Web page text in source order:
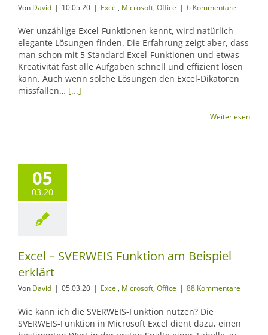
Von David | 10.05.20 | Excel, Microsoft, Office | 6 Kommentare
Wer unzählige Excel-Funktionen kennt, wird natürlich
elegante Lösungen finden. Die Erfahrung zeigt aber, dass
man schon mit 5 Standard Excel-Funktionen und etwas
Kreativität fast alle Aufgaben schnell und effizient lösen
kann. Auch wenn solche Lösungen den Excel-Dikatoren
missfallen… [...]
Weiterlesen
05
03.20
Excel – SVERWEIS Funktion am Beispiel
erklärt
Von David | 05.03.20 | Excel, Microsoft, Office | 88 Kommentare
Wie kann ich die SVERWEIS-Funktion nutzen? Die
SVERWEIS-Funktion in Microsoft Excel dient dazu, einen